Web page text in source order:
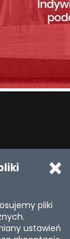
pliki
ustawień